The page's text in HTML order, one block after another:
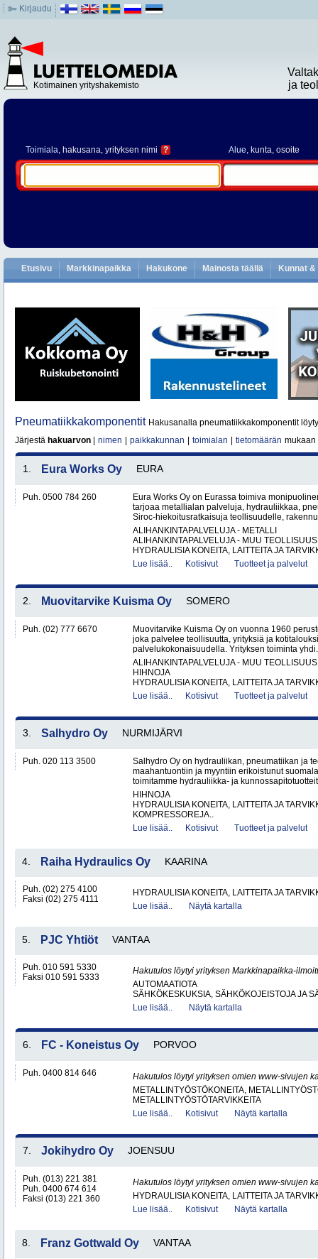
Kirjaudu
Kotimainen yrityshakemisto
ja
Toimiala, hakusana, yrityksen nimi ? Alue, kunta, osoite
Etusivu Markkinapaikka Hakukone Mainosta täällä Kunnat
Pneumatiikkakomponentit Hakusanalla pneumatiikkakomponentit
Järjestä hakuarvon nimen paikkakunnan toimialan tietomäärän mukaan
1. Eura Works Oy EURA
Puh. 0500 784 260
Eura Works Oy on Eurassa toimiva
tarjoaa metallialan palveluja, hydrauliikkaa,
Siroc-hiekoitusratkaisuja teollisuudelle,
ALIHANKINTAPALVELUJA - METALLI
ALIHANKINTAPALVELUJA - MUU TEOLLISUUS
HYDRAULISIA KONEITA, LAITTEITA JA
Lue lisää..
Kotisivut Tuotteet ja palvelut
2. Muovitarvike Kuisma Oy SOMERO
Puh. (02) 777 6670
Muovitarvike Kuisma Oy on vuonna 1960
joka palvelee teollisuutta, yrityksiä ja
palvelukokonaisuudella. Yrityksen toiminta
ALIHANKINTAPALVELUJA - MUU TEOLLISUUS
HIHNOJA
HYDRAULISIA KONEITA, LAITTEITA JA
Lue lisää..
Kotisivut Tuotteet ja palvelut
3. Salhydro Oy NURMIJÄRVI
Puh. 020 113 3500
Salhydro Oy on hydrauliikan, pneumatiikan ja
maahantuontiin ja myyntiin erikoistunut
toimitamme hydrauliikka- ja
HIHNOJA
HYDRAULISIA KONEITA, LAITTEITA JA
KOMPRESSOREJA..
Lue lisää..
Kotisivut Tuotteet ja palvelut
4. Raiha Hydraulics Oy KAARINA
Puh. (02) 275 4100
Faksi (02) 275 4111
HYDRAULISIA KONEITA, LAITTEITA JA
Lue lisää..
Näytä kartalla
5. PJC Yhtiöt VANTAA
Puh. 010 591 5330
Faksi 010 591 5333
Hakutulos löytyi yrityksen Markkinapaikka-
AUTOMAATIOTA
SÄHKÖKESKUKSIA, SÄHKÖKOJEISTOJA JA
Lue lisää..
Näytä kartalla
6. FC - Koneistus Oy PORVOO
Puh. 0400 814 646
Hakutulos löytyi yrityksen omien www-sivujen
METALLINTYÖSTÖKONEITA,
METALLINTYÖSTÖTARVIKKEITA
Lue lisää..
Kotisivut Näytä kartalla
7. Jokihydro Oy JOENSUU
Puh. (013) 221 381
Puh. 0400 674 614
Faksi (013) 221 360
Hakutulos löytyi yrityksen omien www-sivujen
HYDRAULISIA KONEITA, LAITTEITA JA
Lue lisää..
Kotisivut Näytä kartalla
8. Franz Gottwald Oy VANTAA